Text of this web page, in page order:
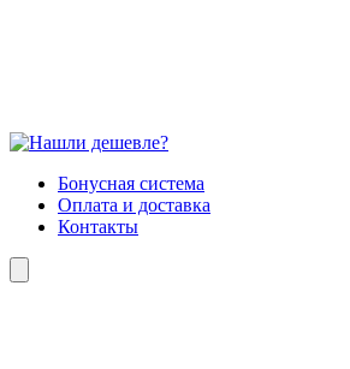
Бонусная система
Оплата и доставка
Контакты